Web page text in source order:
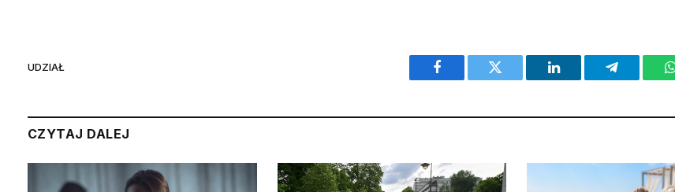
UDZIAŁ
Facebook Twitter LinkedIn Telegram
CZYTAJ DALEJ